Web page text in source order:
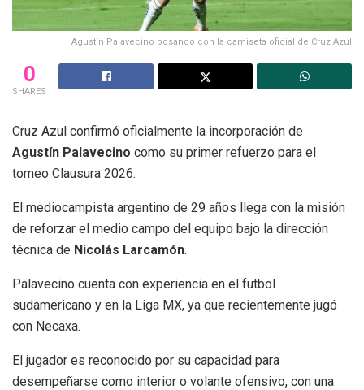
Agustín Palavecino posando con la camiseta oficial de Cruz Azul
0
SHARES
Cruz Azul confirmó oficialmente la incorporación de
Agustín Palavecino como su primer refuerzo para el
torneo Clausura 2026.
El mediocampista argentino de 29 años llega con la misión
de reforzar el medio campo del equipo bajo la dirección
técnica de Nicolás Larcamón.
Palavecino cuenta con experiencia en el futbol
sudamericano y en la Liga MX, ya que recientemente jugó
con Necaxa.
El jugador es reconocido por su capacidad para
desempeñarse como interior o volante ofensivo, con una